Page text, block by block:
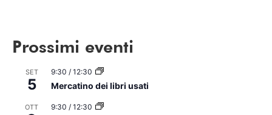
Prossimi eventi
SET
5
9:30 / 12:30
Mercatino dei libri usati
OTT 9:30 / 12:30